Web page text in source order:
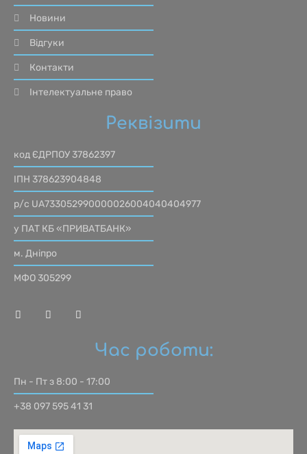
Новини
Відгуки
Контакти
Інтелектуальне право
Реквізити
код ЄДРПОУ 37862397
ІПН 378623904848
р/с UA733052990000026004040404977
у ПАТ КБ «ПРИВАТБАНК»
м. Дніпро
МФО 305299
Час роботи:
Пн - Пт з 8:00 - 17:00
+38 097 595 41 31